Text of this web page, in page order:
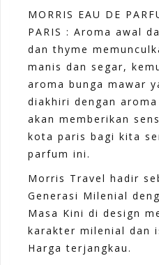
MORRIS EAU DE
PARIS : Aroma awal
dan thyme
manis dan segar,
aroma bunga mawar
diakhiri dengan
akan memberikan
kota paris bagi kita
parfum ini.
Morris Travel hadir
Generasi Milenial
Masa Kini di design
karakter milenial dan
Harga terjangkau.